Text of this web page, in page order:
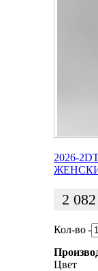
2026-
2 082
Кол-во-
Цвет